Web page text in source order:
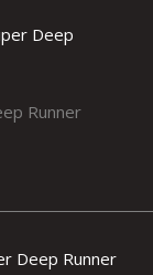
Deep
Runner
Deep Runner